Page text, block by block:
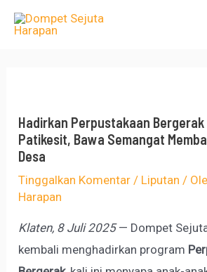
Lewati
Hadirkan Perpustakaan Bergerak
Patikesit, Bawa Semangat
Desa
Tinggalkan Komentar / Liputan /
Harapan
Klaten, 8 Juli 2025— Dompet
kembali menghadirkan program
Post
navigation